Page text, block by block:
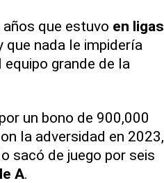
que estuvo en ligas
que nada le impidería
grande de la
un bono de 900,000
la adversidad en 2023,
sacó de juego por seis
A.